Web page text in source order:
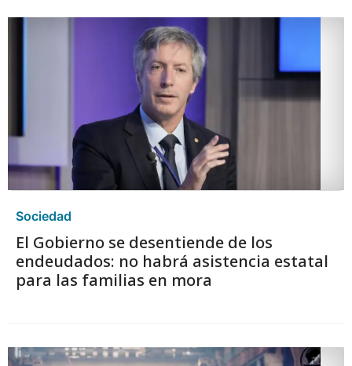
Sociedad
El Gobierno se desentiende de los
endeudados: no habrá asistencia estatal
para las familias en mora